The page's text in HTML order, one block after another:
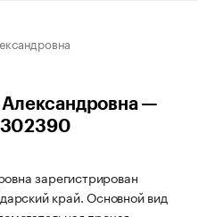
—
зарегистрирован
край. Основной вид